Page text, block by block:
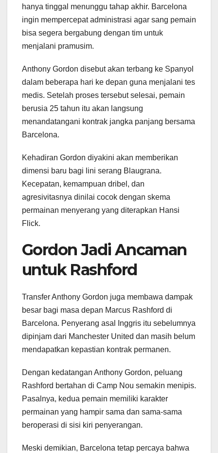
hanya tinggal menunggu tahap akhir. Barcelona
ingin mempercepat administrasi agar sang pemain
bisa segera bergabung dengan tim untuk
menjalani pramusim.
Anthony Gordon disebut akan terbang ke Spanyol
dalam beberapa hari ke depan guna menjalani tes
medis. Setelah proses tersebut selesai, pemain
berusia 25 tahun itu akan langsung
menandatangani kontrak jangka panjang bersama
Barcelona.
Kehadiran Gordon diyakini akan memberikan
dimensi baru bagi lini serang Blaugrana.
Kecepatan, kemampuan dribel, dan
agresivitasnya dinilai cocok dengan skema
permainan menyerang yang diterapkan Hansi
Flick.
Gordon Jadi Ancaman
untuk Rashford
Transfer Anthony Gordon juga membawa dampak
besar bagi masa depan Marcus Rashford di
Barcelona. Penyerang asal Inggris itu sebelumnya
dipinjam dari Manchester United dan masih belum
mendapatkan kepastian kontrak permanen.
Dengan kedatangan Anthony Gordon, peluang
Rashford bertahan di Camp Nou semakin menipis.
Pasalnya, kedua pemain memiliki karakter
permainan yang hampir sama dan sama-sama
beroperasi di sisi kiri penyerangan.
Meski demikian, Barcelona tetap percaya bahwa